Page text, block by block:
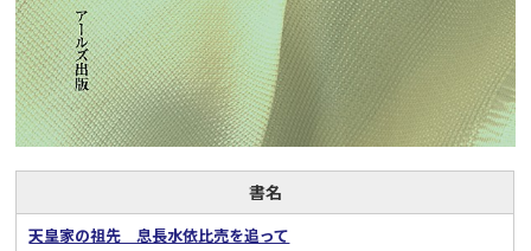
書名
天皇家の祖先 息長水依比売を追って